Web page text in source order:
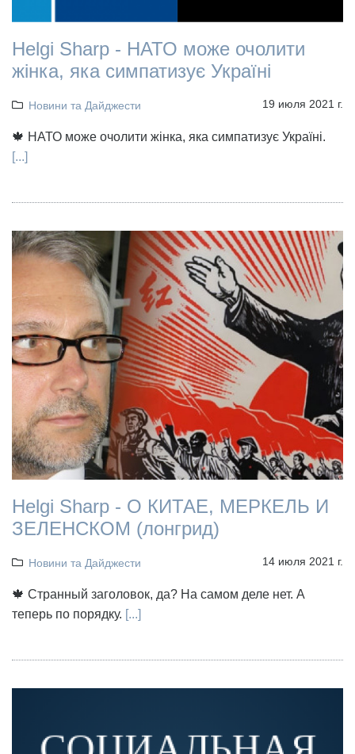
Helgi Sharp - НАТО може очолити
жінка, яка симпатизує Україні
Новини та Дайджести 19 июля 2021 г.
🍁 НАТО може очолити жінка, яка симпатизує Україні.
[...]
Helgi Sharp - О КИТАЕ, МЕРКЕЛЬ И
ЗЕЛЕНСКОМ (лонгрид)
Новини та Дайджести 14 июля 2021 г.
🍁 Странный заголовок, да? На самом деле нет. А
теперь по порядку. [...]